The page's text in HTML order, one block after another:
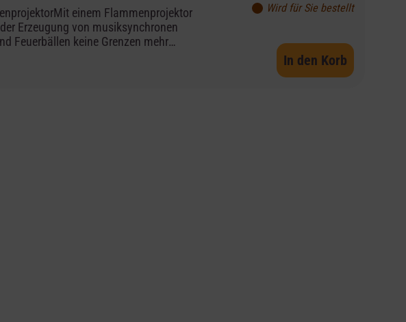
einem Flammenprojektor
Erzeugung von musiksynchronen
Feuerbällen keine Grenzen mehr
robuste Bauweise ist der Gasprojektor
im Outdoor-Bereich geeignet.inkl
Wird für Sie bestellt
In den Korb